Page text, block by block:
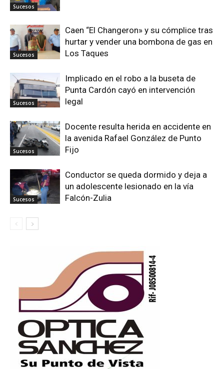
Sucesos
Sucesos
Caen “El Changeron» y su cómplice tras
hurtar y vender una bombona de gas en
Los Taques
Sucesos
Implicado en el robo a la buseta de
Punta Cardón cayó en intervención
legal
Sucesos
Docente resulta herida en accidente en
la avenida Rafael González de Punto
Fijo
Sucesos
Conductor se queda dormido y deja a
un adolescente lesionado en la vía
Falcón-Zulia